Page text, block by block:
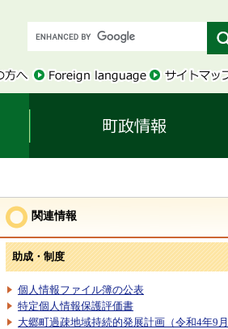
関連情報
助成・制度
個人情報ファイル簿の公表
特定個人情報保護評価書
大郷町過疎地域持続的発展計画（令和4年9月